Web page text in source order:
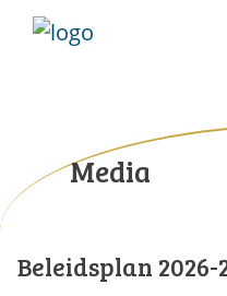
Media
Beleidsplan 2026-